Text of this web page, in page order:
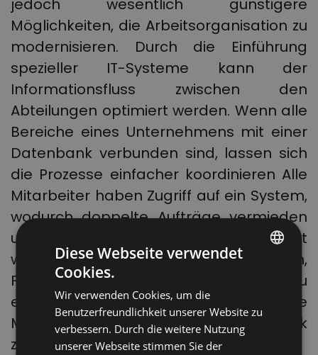
jedoch wesentlich günstigere
Möglichkeiten, die Arbeitsorganisation zu
modernisieren. Durch die Einführung
spezieller IT-Systeme kann der
Informationsfluss zwischen den
Abteilungen optimiert werden. Wenn alle
Bereiche eines Unternehmens mit einer
Datenbank verbunden sind, lassen sich
die Prozesse einfacher koordinieren Alle
Mitarbeiter haben Zugriff auf ein System,
wodurch doppelte Aufträge vermieden
und die Arbeitsabläufe standardisiert
werden. Auf diese Weise ist es möglich,
Fehler und schlechte Praktiken zu
erkennen. Was sind weitere
Möglichkeiten, die Kosten in der Logistik
zu
senken?
Diese Webseite verwendet
Cookies.
Wir verwenden Cookies, um die
Benutzerfreundlichkeit unserer Website zu
verbessern. Durch die weitere Nutzung
unserer Webseite stimmen Sie der